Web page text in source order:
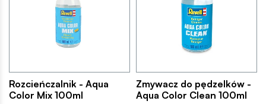
Rozcieńczalnik - Aqua
Color Mix 100ml
Zmywacz do pędzelków -
Aqua Color Clean 100ml